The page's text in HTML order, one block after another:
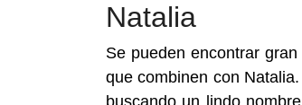
Natalia
Se pueden encontrar
que combinen con
buscando un lindo